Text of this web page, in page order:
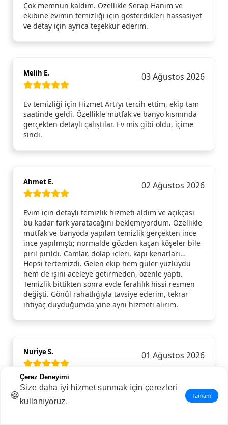
Çok memnun kaldım. Özellikle Serap Hanım ve
ekibine evimin temizliği için gösterdikleri hassasiyet
ve detay için ayrıca teşekkür ederim.
Melih E. 03 Ağustos 2026
Ev temizliği için Hizmet Artı’yı tercih ettim, ekip tam
saatinde geldi. Özellikle mutfak ve banyo kısmında
gerçekten detaylı çalıştılar. Ev mis gibi oldu, içime
sindi.
Ahmet E. 02 Ağustos 2026
Evim için detaylı temizlik hizmeti aldım ve açıkçası
bu kadar fark yaratacağını beklemiyordum. Özellikle
mutfak ve banyoda yapılan temizlik gerçekten ince
ince yapılmıştı; normalde gözden kaçan köşeler bile
pırıl pırıldı. Camlar, dolap içleri, kapı kenarları…
Hepsi tertemizdi. Gelen ekip hem güler yüzlüydü
hem de işini aceleye getirmeden, özenle yaptı.
Temizlik bittikten sonra evde ferahlık hissi resmen
değişti. Gönül rahatlığıyla tavsiye ederim, tekrar
ihtiyaç duyduğumda yine aynı hizmeti alırım.
Nuriye S. 01 Ağustos 2026
Çok memnun kaldım.
🍪
Çerez Deneyimi
Size daha iyi hizmet sunmak için çerezleri
kullanıyoruz.
Tamam